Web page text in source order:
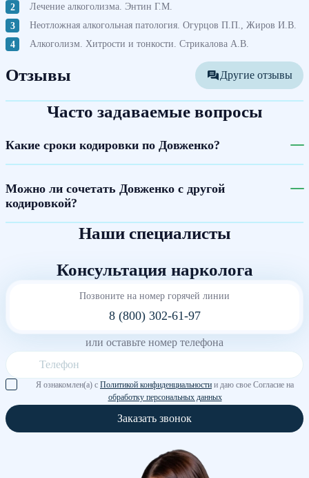
Лечение алкоголизма. Энтин Г.М.
Неотложная алкогольная патология. Огурцов П.П., Жиров И.В.
Алкоголизм. Хитрости и тонкости. Стрикалова А.В.
Отзывы Другие отзывы
Часто задаваемые вопросы
Какие сроки кодировки по Довженко?
Можно ли сочетать Довженко с другой
кодировкой?
Наши специалисты
Консультация нарколога
Позвоните на номер горячей линии
8 (800) 302-61-97
или оставьте номер телефона
Я ознакомлен(а) с Политикой конфиденциальности и даю свое Согласие на
обработку персональных данных
Заказать звонок